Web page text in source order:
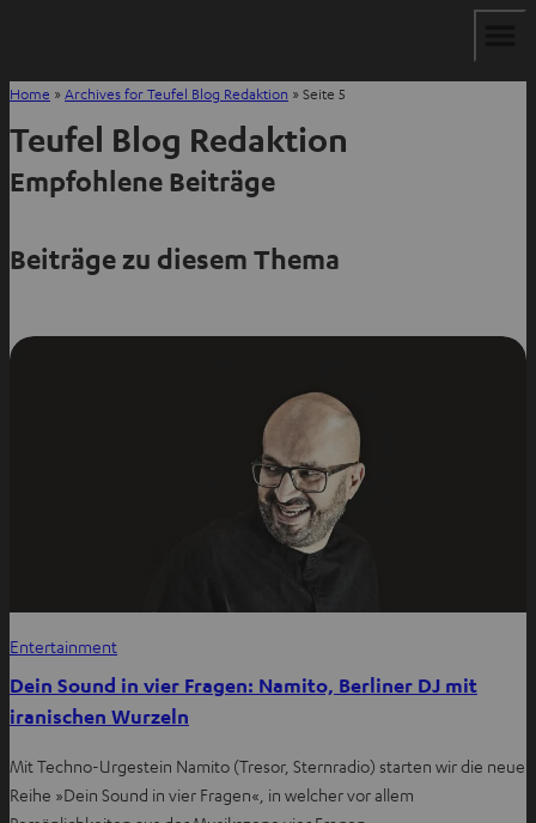
Home »Archives for Teufel Blog Redaktion »Seite 5
Teufel Blog Redaktion
Empfohlene Beiträge
Beiträge zu diesem Thema
Entertainment
Dein Sound in vier Fragen: Namito, Berliner DJ mit
iranischen Wurzeln
Mit Techno-Urgestein Namito (Tresor, Sternradio) starten wir die neue
Reihe »Dein Sound in vier Fragen«, in welcher vor allem